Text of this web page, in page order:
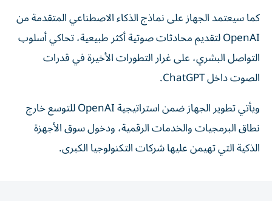
كما سيعتمد الجهاز على نماذج الذكاء الاصطناعي المتقدمة من
OpenAI لتقديم محادثات صوتية أكثر طبيعية، تحاكي أسلوب
التواصل البشري، على غرار التطورات الأخيرة في قدرات
الصوت داخل ChatGPT.
ويأتي تطوير الجهاز ضمن استراتيجية OpenAI للتوسع خارج
نطاق البرمجيات والخدمات الرقمية، ودخول سوق الأجهزة
الذكية التي تهيمن عليها شركات التكنولوجيا الكبرى.